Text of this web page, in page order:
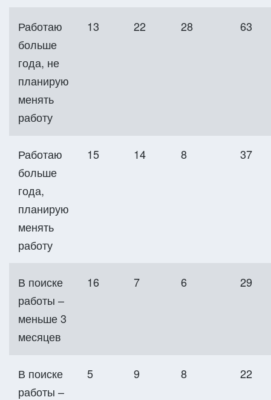
Работаю
больше
года, не
планирую
менять
работу
13 22 28 63
Работаю
больше
года,
планирую
менять
работу
15 14 8 37
В поиске
работы –
меньше 3
месяцев
16 7 6 29
В поиске
работы –
5 9 8 22